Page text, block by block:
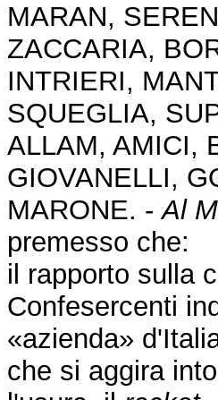
MARAN,
ZACCARIA,
INTRIERI,
SQUEGLIA,
ALLAM, AMICI,
GIOVANELLI,
MARONE. -Al
premesso che:
il rapporto sulla
Confesercenti
«azienda»
che si aggira